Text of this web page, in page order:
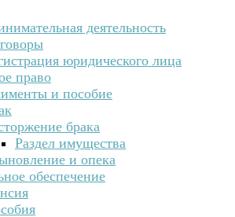
деятельность
юридического лица
право
и пособие
брака
Раздел имущества
и опека
обеспечение